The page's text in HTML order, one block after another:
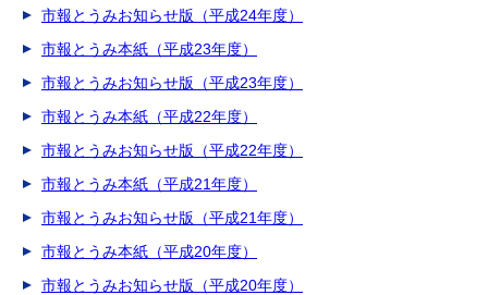
市報とうみお知らせ版（平成24年度）
市報とうみ本紙（平成23年度）
市報とうみお知らせ版（平成23年度）
市報とうみ本紙（平成22年度）
市報とうみお知らせ版（平成22年度）
市報とうみ本紙（平成21年度）
市報とうみお知らせ版（平成21年度）
市報とうみ本紙（平成20年度）
市報とうみお知らせ版（平成20年度）